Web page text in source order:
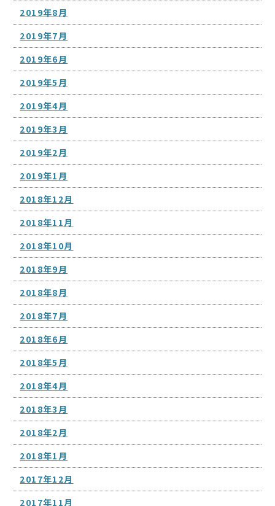
2019年8月
2019年7月
2019年6月
2019年5月
2019年4月
2019年3月
2019年2月
2019年1月
2018年12月
2018年11月
2018年10月
2018年9月
2018年8月
2018年7月
2018年6月
2018年5月
2018年4月
2018年3月
2018年2月
2018年1月
2017年12月
2017年11月